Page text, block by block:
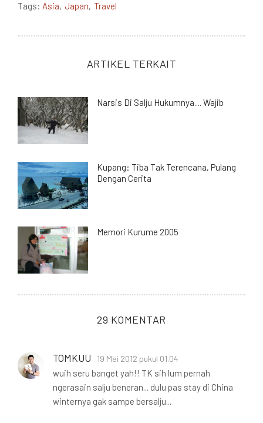
Tags: Asia Japan Travel
ARTIKEL TERKAIT
Narsis Di Salju Hukumnya.... Wajib
Kupang: Tiba Tak Terencana, Pulang
Dengan Cerita
Memori Kurume 2005
29 KOMENTAR
TOMKUU 19 Mei 2012 pukul 01.04
wuih seru banget yah!! TK sih lum pernah
ngerasain salju beneran... dulu pas stay di China
winternya gak sampe bersalju...